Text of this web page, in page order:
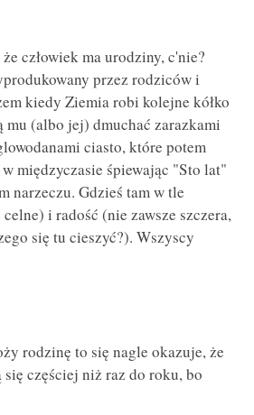
człowiek ma urodziny, c'nie?
przez rodziców i
kiedy Ziemia robi kolejne kółko
mu (albo jej) dmuchać zarazkami
ciasto, które potem
międzyczasie śpiewając "Sto lat"
narzeczu. Gdzieś tam w tle
i radość (nie zawsze szczera,
się tu cieszyć?). Wszyscy
rodzinę to się nagle okazuje, że
częściej niż raz do roku, bo